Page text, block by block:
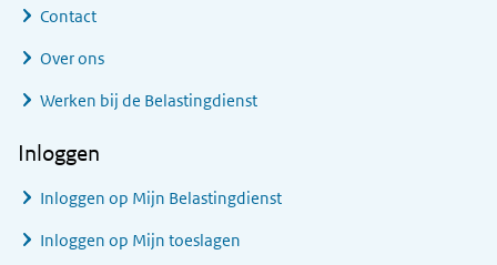
Contact
Over ons
Werken bij de Belastingdienst
Inloggen
Inloggen op Mijn Belastingdienst
Inloggen op Mijn toeslagen